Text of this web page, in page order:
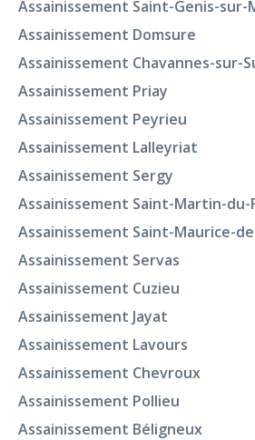
Assainissement Saint-Genis-sur-
Assainissement Domsure
Assainissement Chavannes-sur-
Assainissement Priay
Assainissement Peyrieu
Assainissement Lalleyriat
Assainissement Sergy
Assainissement Saint-Martin-du-
Assainissement Saint-Maurice-
Assainissement Servas
Assainissement Cuzieu
Assainissement Jayat
Assainissement Lavours
Assainissement Chevroux
Assainissement Pollieu
Assainissement Béligneux